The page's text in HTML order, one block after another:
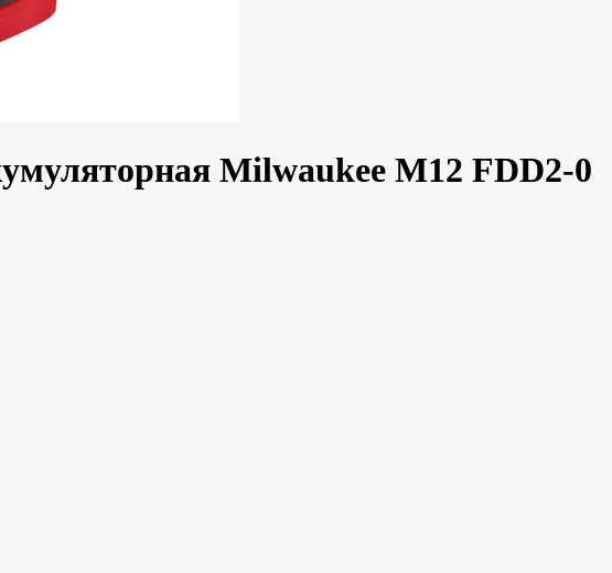
Milwaukee M12 FDD2-0